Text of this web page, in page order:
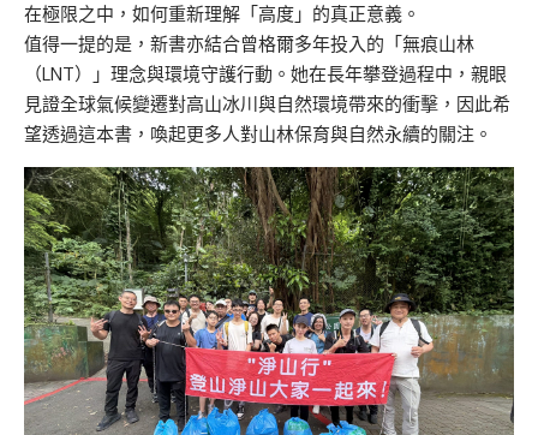
在極限之中，如何重新理解「高度」的真正意義。
值得一提的是，新書亦結合曾格爾多年投入的「無痕山林
（LNT）」理念與環境守護行動。她在長年攀登過程中，親眼
見證全球氣候變遷對高山冰川與自然環境帶來的衝擊，因此希
望透過這本書，喚起更多人對山林保育與自然永續的關注。